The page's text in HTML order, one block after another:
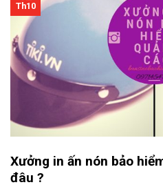
Th10
Xưởng in ấn nón bảo
đâu ?